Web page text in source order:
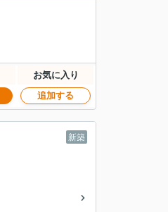
お気に入り
追加する
新築